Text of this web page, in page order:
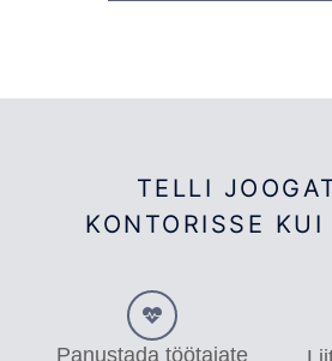
TELLI
KONTORISSE KUI
Panustada töötajate